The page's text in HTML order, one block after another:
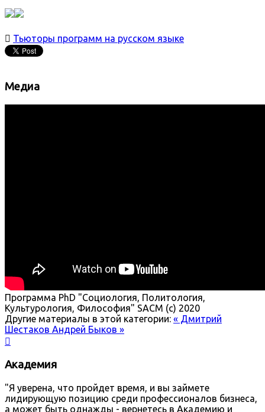
 Тьюторы программ на русском языке
Медиа
Программа PhD "Социология, Политология,
Культурология, Философия" SACM (c) 2020
Другие материалы в этой категории: « Дмитрий
Шестаков Андрей Быков »

Академия
"Я уверена, что пройдет время, и вы займете
лидирующую позицию среди профессионалов бизнеса,
а может быть однажды - вернетесь в Академию и